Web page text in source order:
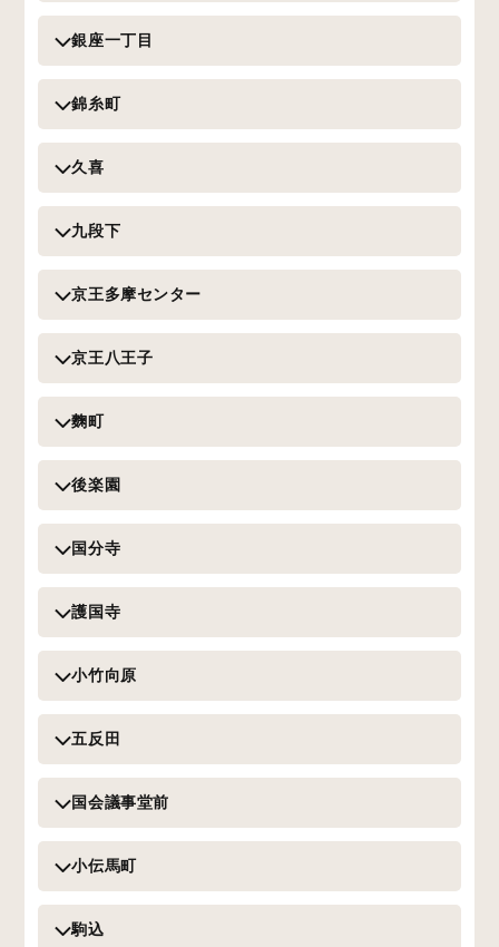
銀座一丁目
錦糸町
久喜
九段下
京王多摩センター
京王八王子
麴町
後楽園
国分寺
護国寺
小竹向原
五反田
国会議事堂前
小伝馬町
駒込